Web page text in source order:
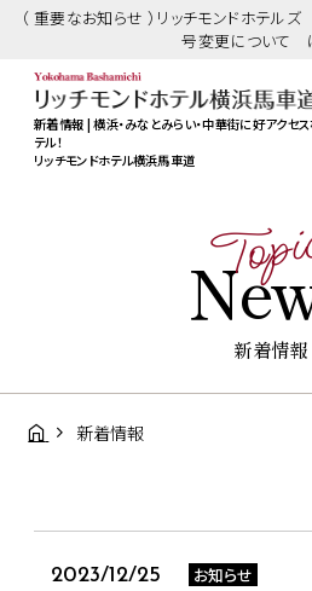
（ 重要なお知らせ ）リッチモンドホテル
号変更について
新着情報 | 横浜・みなとみらい・中華街に好アクセ
テル！
リッチモンドホテル横浜馬車道
新着情報
新着情報
2023/12/25 お知らせ